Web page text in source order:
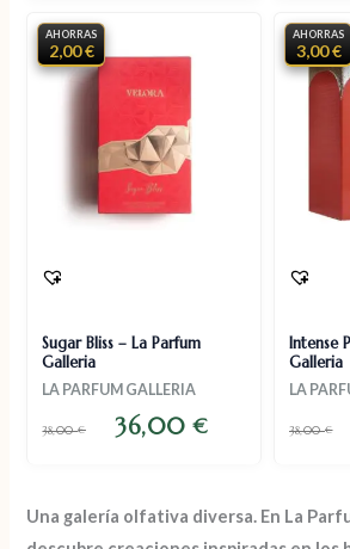
AHORRAS
2,00 €
Sugar Bliss – La Parfum
Galleria
LA PARFUM GALLERIA
38,00€ 36,00€
AHORRAS
3,00 €
Intense
Galleria
LA
38,00€
Una galería olfativa diversa. En La